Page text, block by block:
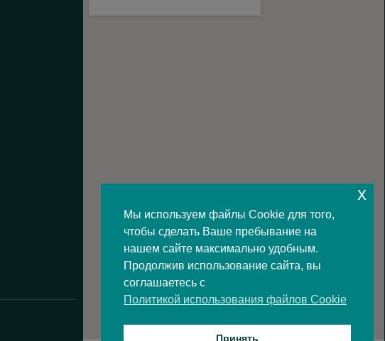
Мы используем файлы Cookie для того,
чтобы сделать Ваше пребывание на
нашем сайте максимально удобным.
Продолжив использование сайта, вы
соглашаетесь с
Политикой использования файлов Cookie
Принять
x